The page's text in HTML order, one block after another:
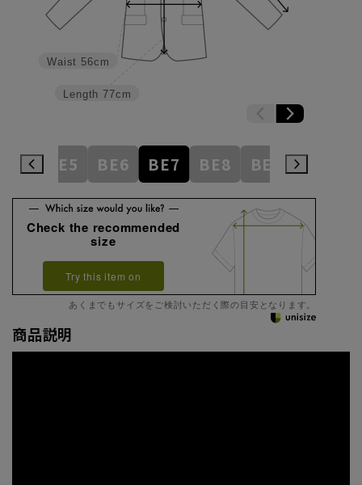
Length 77cm
Waist 56cm
BE5 BE6 BE7 BE8 BE9 BE10
Check the recommended
size
Try this item on
あくまでもサイズをご検討いただく際の目安となります。
商品説明